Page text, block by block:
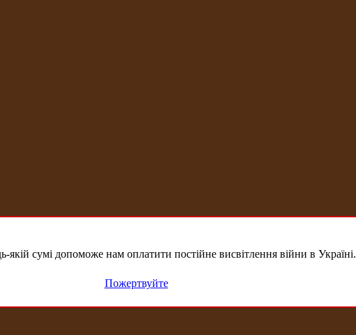
сумі допоможе нам оплатити постійне висвітлення війни в Україні.
Пожертвуйте